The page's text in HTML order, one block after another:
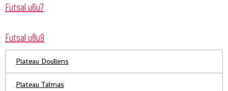
Futsal u6u7
Futsal u8u9
Plateau Doullens
Plateau Talmas